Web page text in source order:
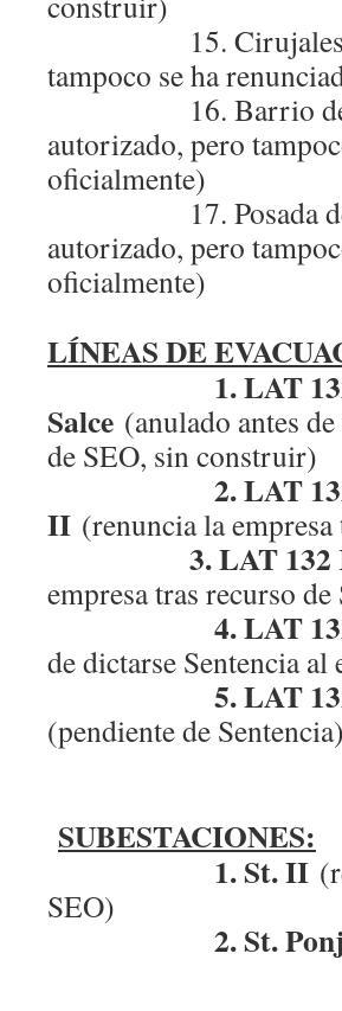
15. Cirujales (no
tampoco se ha
16. Barrio de la
autorizado, pero
oficialmente)
17. Posada de
autorizado, pero
oficialmente)
LÍNEAS DE
1. LAT
Salce (anulado antes
de SEO, sin construir)
2. LAT 132 Kv
II (renuncia la
3. LAT 132 Kv
empresa tras recurso de
4. LAT 132
de dictarse Sentencia
5. LAT 132 Kv
(pendiente de Sentencia)
SUBESTACIONES:
1. St. II
SEO)
2. St.